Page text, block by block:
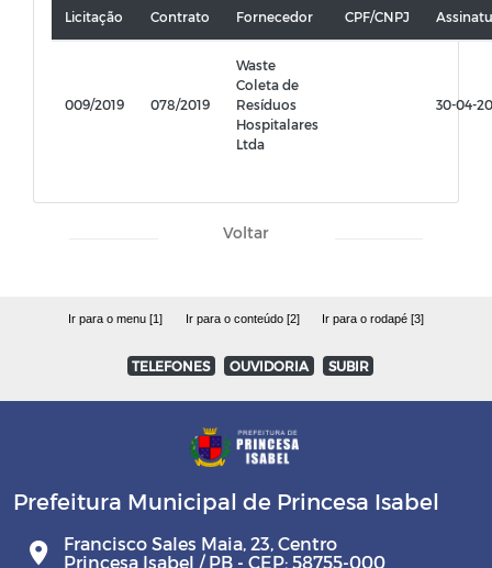
Licitação Contrato Fornecedor CPF/CNPJ
009/2019 078/2019
Waste
Coleta de
Resíduos
Hospitalares
Ltda
30-04-
Voltar
Ir para o menu [1] Ir para o conteúdo [2] Ir para o rodapé [3]
TELEFONES OUVIDORIA SUBIR
Prefeitura Municipal de Princesa Isabel
Francisco Sales Maia, 23, Centro
Princesa Isabel / PB - CEP: 58755-000